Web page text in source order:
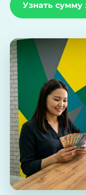
Узнать сумму